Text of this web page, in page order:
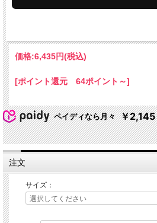
価格:6,435円(税込)
[ポイント還元 64ポイント～]
ペイディなら月々 ￥2,145
注文
サイズ：